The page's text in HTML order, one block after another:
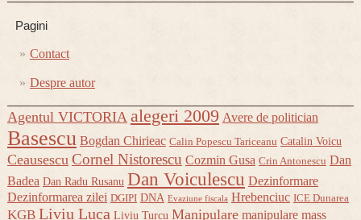
Pagini
Contact
Despre autor
Agentul VICTORIA alegeri 2009 Avere de politician
Basescu Bogdan Chirieac Calin Popescu Tariceanu Catalin Voicu
Ceausescu Cornel Nistorescu Cozmin Gusa Crin Antonescu Dan
Badea Dan Radu Rusanu Dan Voiculescu Dezinformare
Dezinformarea zilei DGIPI DNA Evaziune fiscala Hrebenciuc ICE Dunarea
KGB Liviu Luca Liviu Turcu Manipulare manipulare mass